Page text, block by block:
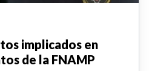
implicados en
de la FNAMP